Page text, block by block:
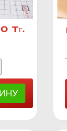
Тг.